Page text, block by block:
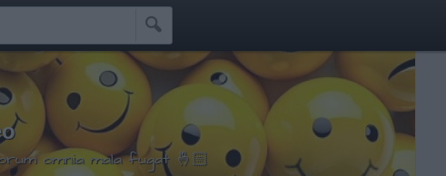

omnia mala fugat 🤞🏻